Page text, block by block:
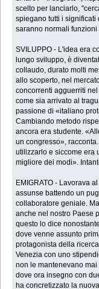
scelto per lanciarlo,
spiegano tutti i
saranno normali funzioni
SVILUPPO - L'idea era
lungo sviluppo, è
collaudo, durato molti
allo scoperto, nel
concorrenti agguerriti
come sia arrivato al
passione di «italiano
Cambiando metodo
ancora era studente.
un congresso»,
utilizzarlo e siccome era
migliore dei modi».
EMIGRATO - Lavorava
assunse battendo un
collaboratore geniale.
anche nel nostro Paese
questo lo dice
dove venne assunto
protagonista della
Venezia con uno
non le mantenevano
dove ora insegno con
ha concretizzato la